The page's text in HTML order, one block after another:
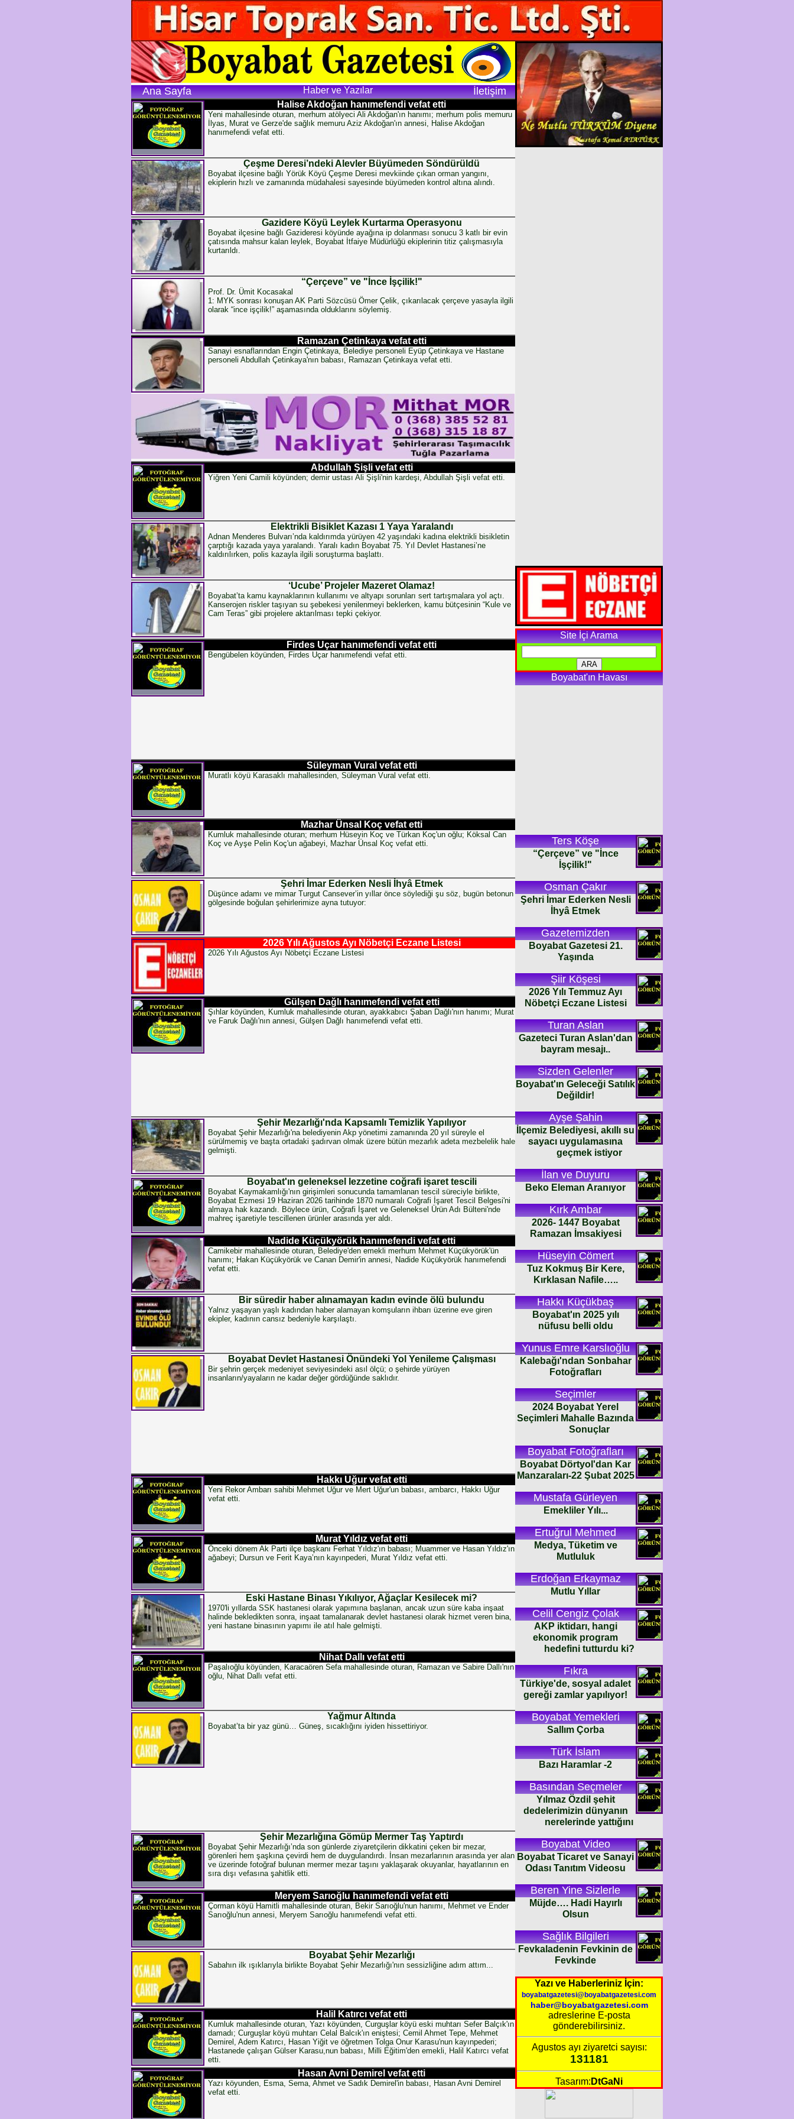
Haber ve Yazılar
Ana Sayfa İletişim
Halise Akdoğan hanımefendi vefat etti
Yeni mahallesinde oturan, merhum atölyeci Ali Akdoğan'ın hanımı; merhum polis memuru
İlyas, Murat ve Gerze'de sağlık memuru Aziz Akdoğan'ın annesi, Halise Akdoğan
hanımefendi vefat etti.
Çeşme Deresi’ndeki Alevler Büyümeden Söndürüldü
Boyabat ilçesine bağlı Yörük Köyü Çeşme Deresi mevkiinde çıkan orman yangını,
ekiplerin hızlı ve zamanında müdahalesi sayesinde büyümeden kontrol altına alındı.
Gazidere Köyü Leylek Kurtarma Operasyonu
Boyabat ilçesine bağlı Gazideresi köyünde ayağına ip dolanması sonucu 3 katlı bir evin
çatısında mahsur kalan leylek, Boyabat İtfaiye Müdürlüğü ekiplerinin titiz çalışmasıyla
kurtarıldı.
“Çerçeve” ve "İnce İşçilik!"
Prof. Dr. Ümit Kocasakal
1: MYK sonrası konuşan AK Parti Sözcüsü Ömer Çelik, çıkarılacak çerçeve yasayla ilgili
olarak “ince işçilik!” aşamasında olduklarını söylemiş.
Ramazan Çetinkaya vefat etti
Sanayi esnaflarından Engin Çetinkaya, Belediye personeli Eyüp Çetinkaya ve Hastane
personeli Abdullah Çetinkaya'nın babası, Ramazan Çetinkaya vefat etti.
Abdullah Şişli vefat etti
Yiğren Yeni Camili köyünden; demir ustası Ali Şişli'nin kardeşi, Abdullah Şişli vefat etti.
Elektrikli Bisiklet Kazası 1 Yaya Yaralandı
Adnan Menderes Bulvarı’nda kaldırımda yürüyen 42 yaşındaki kadına elektrikli bisikletin
çarptığı kazada yaya yaralandı. Yaralı kadın Boyabat 75. Yıl Devlet Hastanesi’ne
kaldırılırken, polis kazayla ilgili soruşturma başlattı.
‘Ucube’ Projeler Mazeret Olamaz!
Boyabat’ta kamu kaynaklarının kullanımı ve altyapı sorunları sert tartışmalara yol açtı.
Kanserojen riskler taşıyan su şebekesi yenilenmeyi beklerken, kamu bütçesinin “Kule ve
Cam Teras” gibi projelere aktarılması tepki çekiyor.
Firdes Uçar hanımefendi vefat etti
Bengübelen köyünden, Firdes Uçar hanımefendi vefat etti.
Süleyman Vural vefat etti
Muratlı köyü Karasaklı mahallesinden, Süleyman Vural vefat etti.
Mazhar Ünsal Koç vefat etti
Kumluk mahallesinde oturan; merhum Hüseyin Koç ve Türkan Koç'un oğlu; Köksal Can
Koç ve Ayşe Pelin Koç'un ağabeyi, Mazhar Ünsal Koç vefat etti.
Şehri İmar Ederken Nesli İhyâ Etmek
Düşünce adamı ve mimar Turgut Cansever’in yıllar önce söylediği şu söz, bugün betonun
gölgesinde boğulan şehirlerimize ayna tutuyor:
2026 Yılı Ağustos Ayı Nöbetçi Eczane Listesi
2026 Yılı Ağustos Ayı Nöbetçi Eczane Listesi
Gülşen Dağlı hanımefendi vefat etti
Şıhlar köyünden, Kumluk mahallesinde oturan, ayakkabıcı Şaban Dağlı'nın hanımı; Murat
ve Faruk Dağlı'nın annesi, Gülşen Dağlı hanımefendi vefat etti.
Şehir Mezarlığı'nda Kapsamlı Temizlik Yapılıyor
Boyabat Şehir Mezarlığı'na belediyenin Akp yönetimi zamanında 20 yıl süreyle el
sürülmemiş ve başta ortadaki şadırvan olmak üzere bütün mezarlık adeta mezbelelik hale
gelmişti.
Boyabat'ın geleneksel lezzetine coğrafi işaret tescili
Boyabat Kaymakamlığı'nın girişimleri sonucunda tamamlanan tescil süreciyle birlikte,
Boyabat Ezmesi 19 Haziran 2026 tarihinde 1870 numaralı Coğrafi İşaret Tescil Belgesi'ni
almaya hak kazandı. Böylece ürün, Coğrafi İşaret ve Geleneksel Ürün Adı Bülteni'nde
mahreç işaretiyle tescillenen ürünler arasında yer aldı.
Nadide Küçükyörük hanımefendi vefat etti
Camikebir mahallesinde oturan, Belediye'den emekli merhum Mehmet Küçükyörük'ün
hanımı; Hakan Küçükyörük ve Canan Demir'in annesi, Nadide Küçükyörük hanımefendi
vefat etti.
Bir süredir haber alınamayan kadın evinde ölü bulundu
Yalnız yaşayan yaşlı kadından haber alamayan komşuların ihbarı üzerine eve giren
ekipler, kadının cansız bedeniyle karşılaştı.
Boyabat Devlet Hastanesi Önündeki Yol Yenileme Çalışması
Bir şehrin gerçek medeniyet seviyesindeki asıl ölçü; o şehirde yürüyen
insanların/yayaların ne kadar değer gördüğünde saklıdır.
Hakkı Uğur vefat etti
Yeni Rekor Ambarı sahibi Mehmet Uğur ve Mert Uğur'un babası, ambarcı, Hakkı Uğur
vefat etti.
Murat Yıldız vefat etti
Önceki dönem Ak Parti ilçe başkanı Ferhat Yıldız'ın babası; Muammer ve Hasan Yıldız'ın
ağabeyi; Dursun ve Ferit Kaya’nın kayınpederi, Murat Yıldız vefat etti.
Eski Hastane Binası Yıkılıyor, Ağaçlar Kesilecek mi?
1970'li yıllarda SSK hastanesi olarak yapımına başlanan, ancak uzun süre kaba inşaat
halinde bekledikten sonra, inşaat tamalanarak devlet hastanesi olarak hizmet veren bina,
yeni hastane binasının yapımı ile atıl hale gelmişti.
Nihat Dallı vefat etti
Paşalıoğlu köyünden, Karacaören Sefa mahallesinde oturan, Ramazan ve Sabire Dallı'nın
oğlu, Nihat Dallı vefat etti.
Yağmur Altında
Boyabat’ta bir yaz günü… Güneş, sıcaklığını iyiden hissettiriyor.
Şehir Mezarlığına Gömüp Mermer Taş Yaptırdı
Boyabat Şehir Mezarlığı’nda son günlerde ziyaretçilerin dikkatini çeken bir mezar,
görenleri hem şaşkına çevirdi hem de duygulandırdı. İnsan mezarlarının arasında yer alan
ve üzerinde fotoğraf bulunan mermer mezar taşını yaklaşarak okuyanlar, hayatlarının en
sıra dışı vefasına şahitlik etti.
Meryem Sarıoğlu hanımefendi vefat etti
Çorman köyü Hamitli mahallesinde oturan, Bekir Sarıoğlu'nun hanımı, Mehmet ve Ender
Sarıoğlu'nun annesi, Meryem Sarıoğlu hanımefendi vefat etti.
Boyabat Şehir Mezarlığı
Sabahın ilk ışıklarıyla birlikte Boyabat Şehir Mezarlığı'nın sessizliğine adım attım...
Halil Katırcı vefat etti
Kumluk mahallesinde oturan, Yazı köyünden, Curguşlar köyü eski muhtarı Sefer Balçık'ın
damadı; Curguşlar köyü muhtarı Celal Balcık'ın eniştesi; Cemil Ahmet Tepe, Mehmet
Demirel, Adem Katırcı, Hasan Yiğit ve öğretmen Tolga Onur Karasu'nun kayınpederi;
Hastanede çalışan Gülser Karasu,nun babası, Milli Eğitim'den emekli, Halil Katırcı vefat
etti.
Hasan Avni Demirel vefat etti
Yazı köyunden, Esma, Sema, Ahmet ve Sadık Demirel'in babası, Hasan Avni Demirel
vefat etti.
Site İçi Arama
Boyabat'ın Havası
Ters Köşe
“Çerçeve” ve "İnce
İşçilik!"
Osman Çakır
Şehri İmar Ederken Nesli
İhyâ Etmek
Gazetemizden
Boyabat Gazetesi 21.
Yaşında
Şiir Köşesi
2026 Yılı Temmuz Ayı
Nöbetçi Eczane Listesi
Turan Aslan
Gazeteci Turan Aslan'dan
bayram mesajı..
Sizden Gelenler
Boyabat'ın Geleceği Satılık
Değildir!
Ayşe Şahin
İlçemiz Belediyesi, akıllı su
sayacı uygulamasına
geçmek istiyor
İlan ve Duyuru
Beko Eleman Aranıyor
Kırk Ambar
2026- 1447 Boyabat
Ramazan İmsakiyesi
Hüseyin Cömert
Tuz Kokmuş Bir Kere,
Kırklasan Nafile…..
Hakkı Küçükbaş
Boyabat'ın 2025 yılı
nüfusu belli oldu
Yunus Emre Karslıoğlu
Kalebağı'ndan Sonbahar
Fotoğrafları
Seçimler
2024 Boyabat Yerel
Seçimleri Mahalle Bazında
Sonuçlar
Boyabat Fotoğrafları
Boyabat Dörtyol'dan Kar
Manzaraları-22 Şubat 2025
Mustafa Gürleyen
Emekliler Yılı...
Ertuğrul Mehmed
Medya, Tüketim ve
Mutluluk
Erdoğan Erkaymaz
Mutlu Yıllar
Celil Cengiz Çolak
AKP iktidarı, hangi
ekonomik program
hedefini tutturdu ki?
Fıkra
Türkiye'de, sosyal adalet
gereği zamlar yapılıyor!
Boyabat Yemekleri
Sallım Çorba
Türk İslam
Bazı Haramlar -2
Basından Seçmeler
Yılmaz Özdil şehit
dedelerimizin dünyanın
nerelerinde yattığını
Boyabat Video
Görüntüleri
Boyabat Ticaret ve Sanayi
Odası Tanıtım Videosu
Beren Yine Sizlerle
Müjde…. Hadi Hayırlı
Olsun
Sağlık Bilgileri
Fevkaladenin Fevkinin de
Fevkinde
Yazı ve Haberleriniz İçin:
boyabatgazetesi@boyabatgazetesi.com
haber@boyabatgazetesi.com
adreslerine E-posta
gönderebilirsiniz.
Agustos ayı ziyaretci sayısı:
131181
Tasarım: DtGaNi